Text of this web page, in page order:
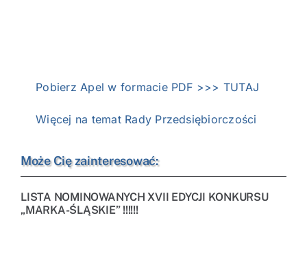
Pobierz Apel w formacie PDF >>> TUTAJ
Więcej na temat Rady Przedsiębiorczości
Może Cię zainteresować:
LISTA NOMINOWANYCH XVII EDYCJI KONKURSU
„MARKA-ŚLĄSKIE” !!!!!!